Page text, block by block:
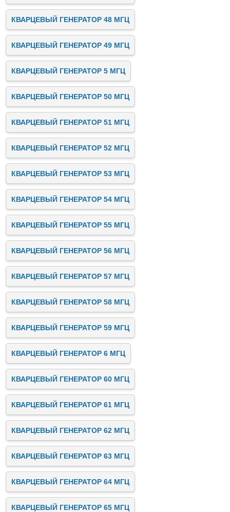
КВАРЦЕВЫЙ ГЕНЕРАТОР 48 МГЦ
КВАРЦЕВЫЙ ГЕНЕРАТОР 49 МГЦ
КВАРЦЕВЫЙ ГЕНЕРАТОР 5 МГЦ
КВАРЦЕВЫЙ ГЕНЕРАТОР 50 МГЦ
КВАРЦЕВЫЙ ГЕНЕРАТОР 51 МГЦ
КВАРЦЕВЫЙ ГЕНЕРАТОР 52 МГЦ
КВАРЦЕВЫЙ ГЕНЕРАТОР 53 МГЦ
КВАРЦЕВЫЙ ГЕНЕРАТОР 54 МГЦ
КВАРЦЕВЫЙ ГЕНЕРАТОР 55 МГЦ
КВАРЦЕВЫЙ ГЕНЕРАТОР 56 МГЦ
КВАРЦЕВЫЙ ГЕНЕРАТОР 57 МГЦ
КВАРЦЕВЫЙ ГЕНЕРАТОР 58 МГЦ
КВАРЦЕВЫЙ ГЕНЕРАТОР 59 МГЦ
КВАРЦЕВЫЙ ГЕНЕРАТОР 6 МГЦ
КВАРЦЕВЫЙ ГЕНЕРАТОР 60 МГЦ
КВАРЦЕВЫЙ ГЕНЕРАТОР 61 МГЦ
КВАРЦЕВЫЙ ГЕНЕРАТОР 62 МГЦ
КВАРЦЕВЫЙ ГЕНЕРАТОР 63 МГЦ
КВАРЦЕВЫЙ ГЕНЕРАТОР 64 МГЦ
КВАРЦЕВЫЙ ГЕНЕРАТОР 65 МГЦ